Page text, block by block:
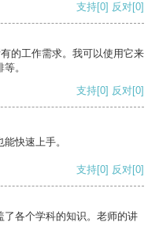
支持[0] 反对[0]
的工作需求。我可以使用它来
。
支持[0] 反对[0]
快速上手。
支持[0] 反对[0]
各个学科的知识。老师的讲